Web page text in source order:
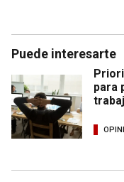
Puede interesarte
para